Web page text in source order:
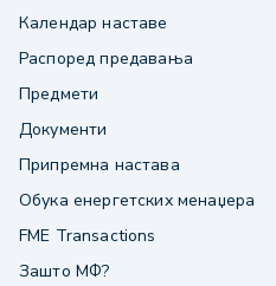
Календар наставе
Распоред предавања
Предмети
Документи
Припремна настава
Обука енергетских менаџера
FME Transactions
Зашто МФ?